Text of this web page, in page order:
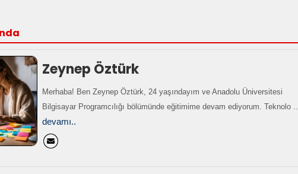
Zeynep Öztürk
Merhaba! Ben Zeynep Öztürk, 24 yaşındayım ve Anadolu Üniversitesi
Bilgisayar Programcılığı bölümünde eğitimime devam ediyorum. Teknolo ..
devamı..